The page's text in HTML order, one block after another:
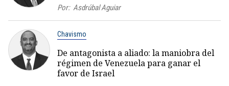
Por: Asdrúbal Aguiar
Chavismo
De antagonista a aliado: la maniobra del
régimen de Venezuela para ganar el
favor de Israel